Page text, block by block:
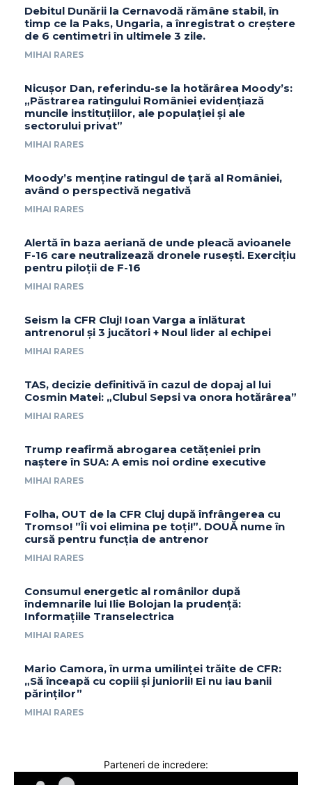
Debitul Dunării la Cernavodă rămâne stabil, în
timp ce la Paks, Ungaria, a înregistrat o creștere
de 6 centimetri în ultimele 3 zile.
MIHAI RARES
Nicușor Dan, referindu-se la hotărârea Moody’s:
„Păstrarea ratingului României evidențiază
muncile instituțiilor, ale populației și ale
sectorului privat”
MIHAI RARES
Moody’s menține ratingul de țară al României,
având o perspectivă negativă
MIHAI RARES
Alertă în baza aeriană de unde pleacă avioanele
F-16 care neutralizează dronele rusești. Exercițiu
pentru piloții de F-16
MIHAI RARES
Seism la CFR Cluj! Ioan Varga a înlăturat
antrenorul și 3 jucători + Noul lider al echipei
MIHAI RARES
TAS, decizie definitivă în cazul de dopaj al lui
Cosmin Matei: „Clubul Sepsi va onora hotărârea”
MIHAI RARES
Trump reafirmă abrogarea cetățeniei prin
naștere în SUA: A emis noi ordine executive
MIHAI RARES
Folha, OUT de la CFR Cluj după înfrângerea cu
Tromso! ”Îi voi elimina pe toți!”. DOUĂ nume în
cursă pentru funcția de antrenor
MIHAI RARES
Consumul energetic al românilor după
îndemnarile lui Ilie Bolojan la prudență:
Informațiile Transelectrica
MIHAI RARES
Mario Camora, în urma umilinței trăite de CFR:
„Să înceapă cu copiii și juniorii! Ei nu iau banii
părinților”
MIHAI RARES
Parteneri de incredere: